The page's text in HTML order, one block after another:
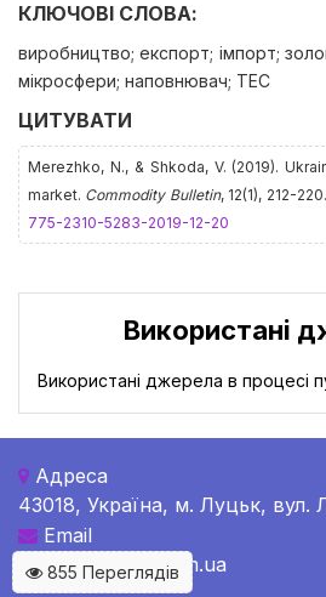
КЛЮЧОВІ СЛОВА:
виробництво; експорт; імпорт;
мікросфери; наповнювач; ТЕС
ЦИТУВАТИ
Merezhko, N., & Shkoda, V. (2019).
market. Commodity Bulletin, 12(1), 212-
775-2310-5283-2019-12-20
855 Переглядів
Використані
Використані джерела в процесі
Адреса
43018, Україна, м. Луцьк, вул.
Email
c-b@c-bulletin.com.ua